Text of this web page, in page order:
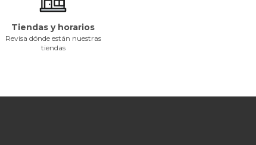
Tiendas y horarios
Revisa dónde están nuestras
tiendas